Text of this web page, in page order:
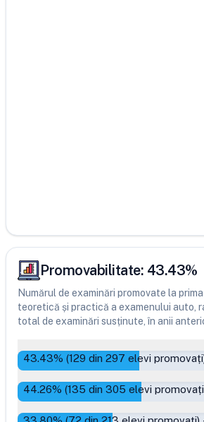
Promovabilitate: 43.43%
Numărul de examinări promovate la
teoretică și practică a examenului auto,
total de examinări susținute, în anii
43.43% (129 din 297 elevi
44.26% (135 din 305 elevi